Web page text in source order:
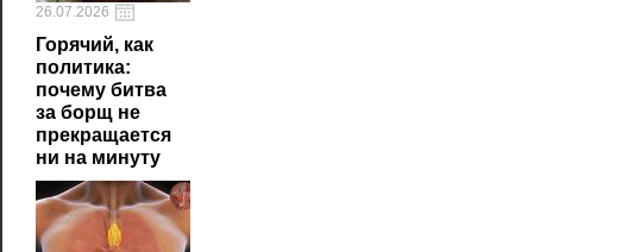
26.07.2026
Горячий, как
политика:
почему битва
за борщ не
прекращается
ни на минуту